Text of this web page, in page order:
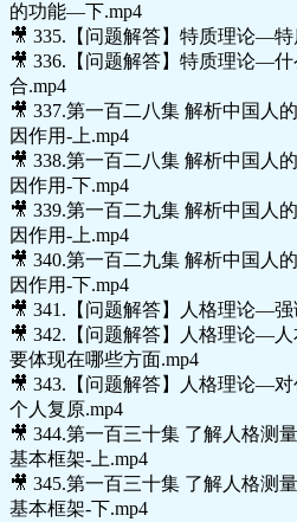
的功能—下.mp4
🎥 335.【问题解答】特质理论—
🎥 336.【问题解答】特质理论—
合.mp4
🎥 337.第一百二八集 解析中国
因作用-上.mp4
🎥 338.第一百二八集 解析中国
因作用-下.mp4
🎥 339.第一百二九集 解析中国
因作用-上.mp4
🎥 340.第一百二九集 解析中国
因作用-下.mp4
🎥 341.【问题解答】人格理论—
🎥 342.【问题解答】人格理论—
要体现在哪些方面.mp4
🎥 343.【问题解答】人格理论—
个人复原.mp4
🎥 344.第一百三十集 了解人格
基本框架-上.mp4
🎥 345.第一百三十集 了解人格
基本框架-下.mp4